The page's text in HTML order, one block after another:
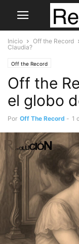
Inicio Off the Record
Claudia?
Off the Record
Off the
el globo
Por Off The Record - 1